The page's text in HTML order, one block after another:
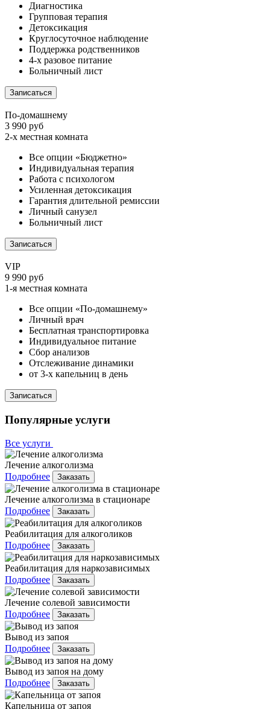
Диагностика
Групповая терапия
Детоксикация
Круглосуточное наблюдение
Поддержка родственников
4-х разовое питание
Больничный лист
Записаться
По-домашнему
3 990 руб
2-х местная комната
Все опции «Бюджетно»
Индивидуальная терапия
Работа с психологом
Усиленная детоксикация
Гарантия длительной ремиссии
Личный санузел
Больничный лист
Записаться
VIP
9 990 руб
1-я местная комната
Все опции «По-домашнему»
Личный врач
Бесплатная транспортировка
Индивидуальное питание
Сбор анализов
Отслеживание динамики
от 3-х капельниц в день
Записаться
Популярные услуги
Все услуги
Лечение алкоголизма
Подробнее
Заказать
Лечение алкоголизма в стационаре
Подробнее
Заказать
Реабилитация для алкоголиков
Подробнее
Заказать
Реабилитация для наркозависимых
Подробнее
Заказать
Лечение солевой зависимости
Подробнее
Заказать
Вывод из запоя
Подробнее
Заказать
Вывод из запоя на дому
Подробнее
Заказать
Капельница от запоя